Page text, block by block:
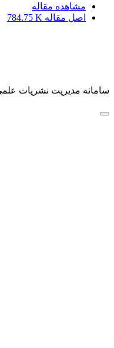
مشاهده مقاله
اصل مقاله 784.75 K
سامانه مدیریت نشریات